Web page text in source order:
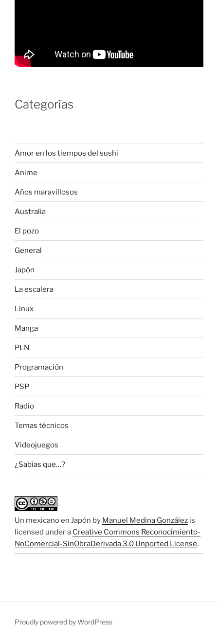
Categorías
Amor en los tiempos del sushi
Anime
Años maravillosos
Australia
El pozo
General
Japón
La escalera
Linux
Manga
PLN
Programación
PSP
Radio
Temas técnicos
Videojuegos
¿Sabías que…?
Un mexicano en Japón by Manuel Medina González is
licensed under a Creative Commons Reconocimiento-
NoComercial-SinObraDerivada 3.0 Unported License.
Proudly powered by WordPress